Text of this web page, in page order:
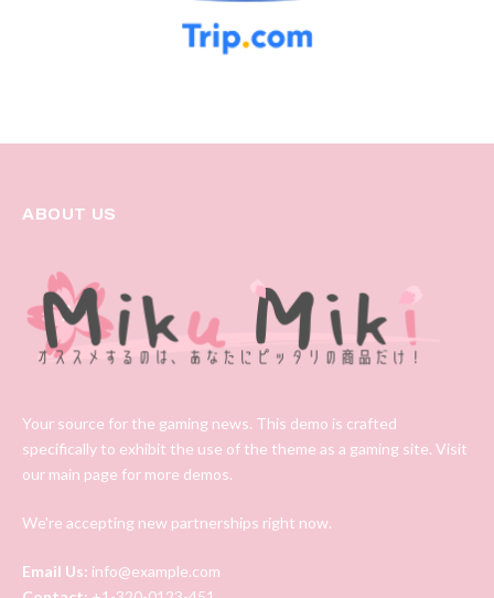
ABOUT US
Your source for the gaming news. This demo is crafted
specifically to exhibit the use of the theme as a gaming site. Visit
our main page for more demos.
We're accepting new partnerships right now.
Email Us: info@example.com